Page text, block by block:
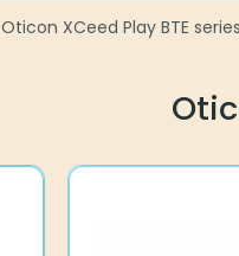
Oticon XCeed Play BTE series